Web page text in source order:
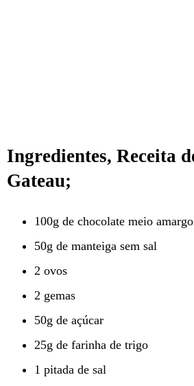
Ingredientes, Receita
Gateau;
100g de chocolate meio
50g de manteiga sem sal
2 ovos
2 gemas
50g de açúcar
25g de farinha de trigo
1 pitada de sal